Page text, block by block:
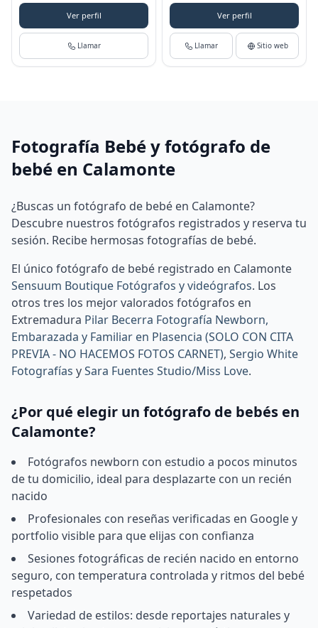
Ver perfil
Llamar
Ver perfil
Llamar Sitio web
Fotografía Bebé y fotógrafo de
bebé en Calamonte
¿Buscas un fotógrafo de bebé en Calamonte?
Descubre nuestros fotógrafos registrados y reserva tu
sesión. Recibe hermosas fotografías de bebé.
El único fotógrafo de bebé registrado en Calamonte
Sensuum Boutique Fotógrafos y videógrafos. Los
otros tres los mejor valorados fotógrafos en
Extremadura Pilar Becerra Fotografía Newborn,
Embarazada y Familiar en Plasencia (SOLO CON CITA
PREVIA - NO HACEMOS FOTOS CARNET), Sergio White
Fotografías ySara Fuentes Studio/Miss Love.
¿Por qué elegir un fotógrafo de bebés en
Calamonte?
Fotógrafos newborn con estudio a pocos minutos
de tu domicilio, ideal para desplazarte con un recién
nacido
Profesionales con reseñas verificadas en Google y
portfolio visible para que elijas con confianza
Sesiones fotográficas de recién nacido en entorno
seguro, con temperatura controlada y ritmos del bebé
respetados
Variedad de estilos: desde reportajes naturales y